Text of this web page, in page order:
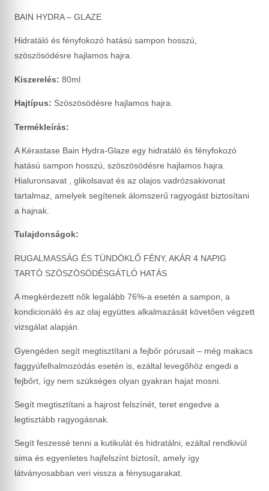
BAIN HYDRA – GLAZE
Hidratáló és fényfokozó hatású sampon hosszú,
szöszösödésre hajlamos hajra.
Kiszerelés: 80ml
Hajtípus: Szöszösödésre hajlamos hajra.
Termékleírás:
A Kérastase Bain Hydra-Glaze egy hidratáló és fényfokozó
hatású sampon hosszú, szöszösödésre hajlamos hajra.
Hialuronsavat , glikolsavat és az olajos vadrózsakivonat
tartalmaz, amelyek segítenek álomszerű ragyogást biztosítani
a hajnak.
Tulajdonságok:
RUGALMASSÁG ÉS TÜNDÖKLŐ FÉNY, AKÁR 4 NAPIG
TARTÓ SZÖSZÖSÖDÉSGÁTLÓ HATÁS
A megkérdezett nők legalább 76%-a esetén a sampon, a
kondicionáló és az olaj együttes alkalmazását követően végzett
vizsgálat alapján.
Gyengéden segít megtisztítani a fejbőr pórusait – még makacs
faggyúfelhalmozódás esetén is, ezáltal levegőhöz engedi a
fejbőrt, így nem szükséges olyan gyakran hajat mosni.
Segít megtisztítani a hajrost felszínét, teret engedve a
legtisztább ragyogásnak.
Segít feszessé tenni a kutikulát és hidratálni, ezáltal rendkivül
sima és egyenletes hajfelszínt biztosít, amely így
látványosabban veri vissza a fénysugarakat.